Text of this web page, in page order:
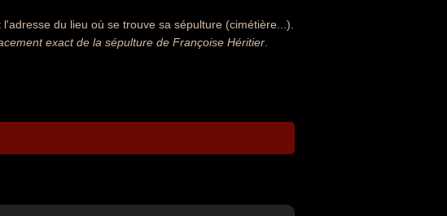
du lieu où se trouve sa sépulture (cimétière...).
exact de la sépulture de Françoise Héritier